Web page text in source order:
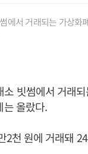
서 거래되는 가상화
빗썸에서 거래
는 올랐다.
2천 원에 거래돼